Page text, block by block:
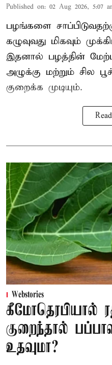
Published on: 02 Aug 2026, 5:07
பழங்களை
கழுவுவது மிகவும்
இதனால் பழத்தின்
அழுக்கு மற்றும் சில
குறைக்க முடியும்.
Webstories
கீமோதெரபியால்
குறைந்தால்
உதவுமா?